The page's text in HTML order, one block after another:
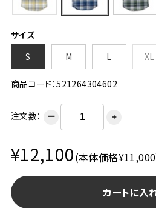
サイズ
S
M L XL
商品コード：521264304602
注文数： ー ＋
¥12,100(本体価格
カートに入